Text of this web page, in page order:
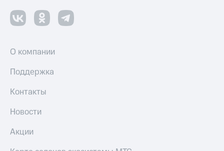
О компании
Поддержка
Контакты
Новости
Акции